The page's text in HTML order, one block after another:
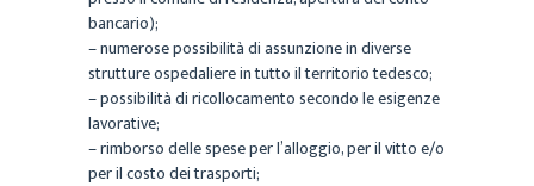
bancario);
– numerose possibilità di assunzione in diverse
strutture ospedaliere in tutto il territorio tedesco;
– possibilità di ricollocamento secondo le esigenze
lavorative;
– rimborso delle spese per l’alloggio, per il vitto e/o
per il costo dei trasporti;